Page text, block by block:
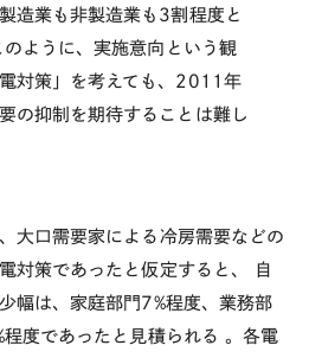
造業も非製造業も3割程度と
ように、実施意向という観
対策」を考えても、2011年
の抑制を期待することは難し
大口需要家による冷房需要などの
対策であったと仮定すると、
自
幅は、家庭部門7%程度、業務部
度であったと見積られる 。各電